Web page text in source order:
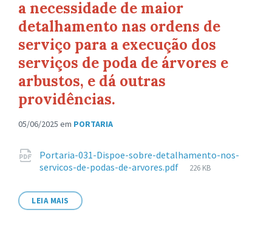
a necessidade de maior
detalhamento nas ordens de
serviço para a execução dos
serviços de poda de árvores e
arbustos, e dá outras
providências.
05/06/2025 em PORTARIA
Anexos
Portaria-031-Dispoe-sobre-detalhamento-nos-
servicos-de-podas-de-arvores.pdf
Tamanho
226 KB
LEIA MAIS